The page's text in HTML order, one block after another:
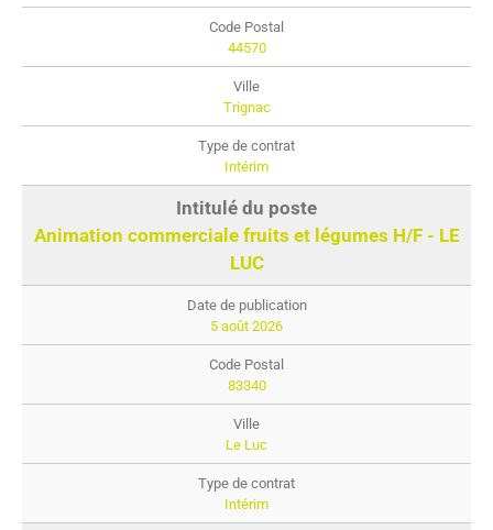
44570
Trignac
Intérim
Animation commerciale fruits et légumes H/F - LE
LUC
5 août 2026
83340
Le Luc
Intérim